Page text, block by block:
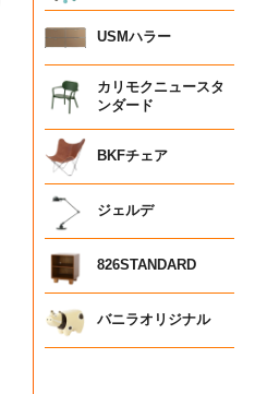
USMハラー
カリモクニュースタ
ンダード
BKFチェア
ジェルデ
826STANDARD
バニラオリジナル